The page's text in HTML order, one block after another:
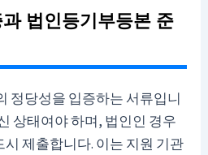
법인등기부등본 준
정당성을 입증하는 서류입니
상태여야 하며, 법인인 경우
제출합니다. 이는 지원 기관